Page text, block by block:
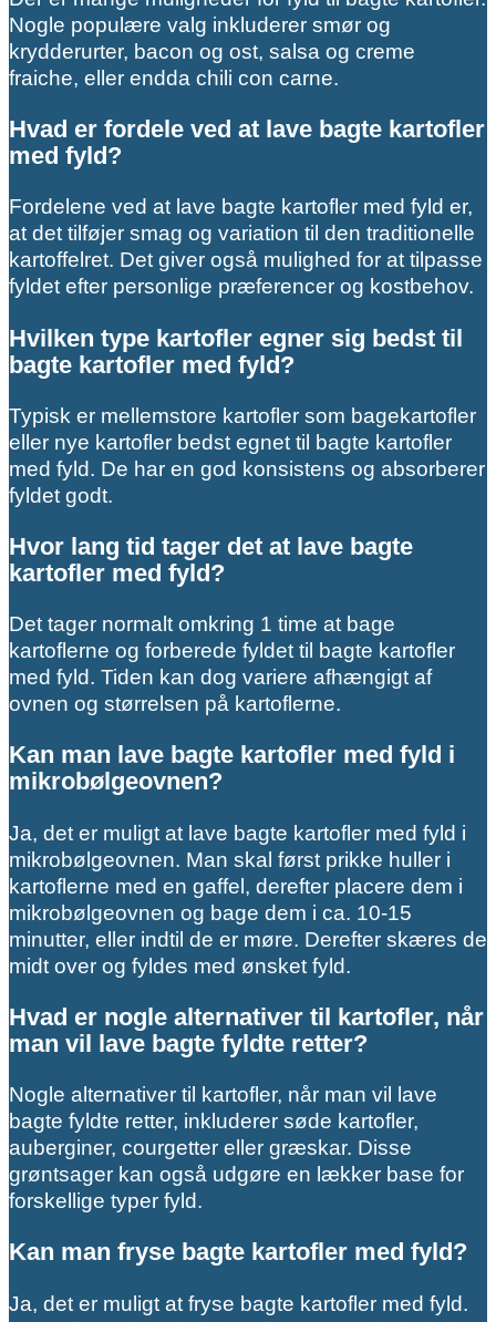
Nogle populære valg inkluderer smør og
krydderurter, bacon og ost, salsa og creme
fraiche, eller endda chili con carne.
Hvad er fordele ved at lave bagte kartofler
med fyld?
Fordelene ved at lave bagte kartofler med fyld er,
at det tilføjer smag og variation til den traditionelle
kartoffelret. Det giver også mulighed for at tilpasse
fyldet efter personlige præferencer og kostbehov.
Hvilken type kartofler egner sig bedst til
bagte kartofler med fyld?
Typisk er mellemstore kartofler som bagekartofler
eller nye kartofler bedst egnet til bagte kartofler
med fyld. De har en god konsistens og absorberer
fyldet godt.
Hvor lang tid tager det at lave bagte
kartofler med fyld?
Det tager normalt omkring 1 time at bage
kartoflerne og forberede fyldet til bagte kartofler
med fyld. Tiden kan dog variere afhængigt af
ovnen og størrelsen på kartoflerne.
Kan man lave bagte kartofler med fyld i
mikrobølgeovnen?
Ja, det er muligt at lave bagte kartofler med fyld i
mikrobølgeovnen. Man skal først prikke huller i
kartoflerne med en gaffel, derefter placere dem i
mikrobølgeovnen og bage dem i ca. 10-15
minutter, eller indtil de er møre. Derefter skæres de
midt over og fyldes med ønsket fyld.
Hvad er nogle alternativer til kartofler, når
man vil lave bagte fyldte retter?
Nogle alternativer til kartofler, når man vil lave
bagte fyldte retter, inkluderer søde kartofler,
auberginer, courgetter eller græskar. Disse
grøntsager kan også udgøre en lækker base for
forskellige typer fyld.
Kan man fryse bagte kartofler med fyld?
Ja, det er muligt at fryse bagte kartofler med fyld.